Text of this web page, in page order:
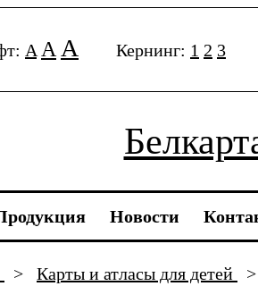
A A A Кернинг: 1 2 3
Новости
> Карты и атласы для детей >